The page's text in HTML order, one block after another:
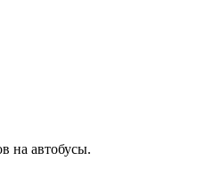
на автобусы.